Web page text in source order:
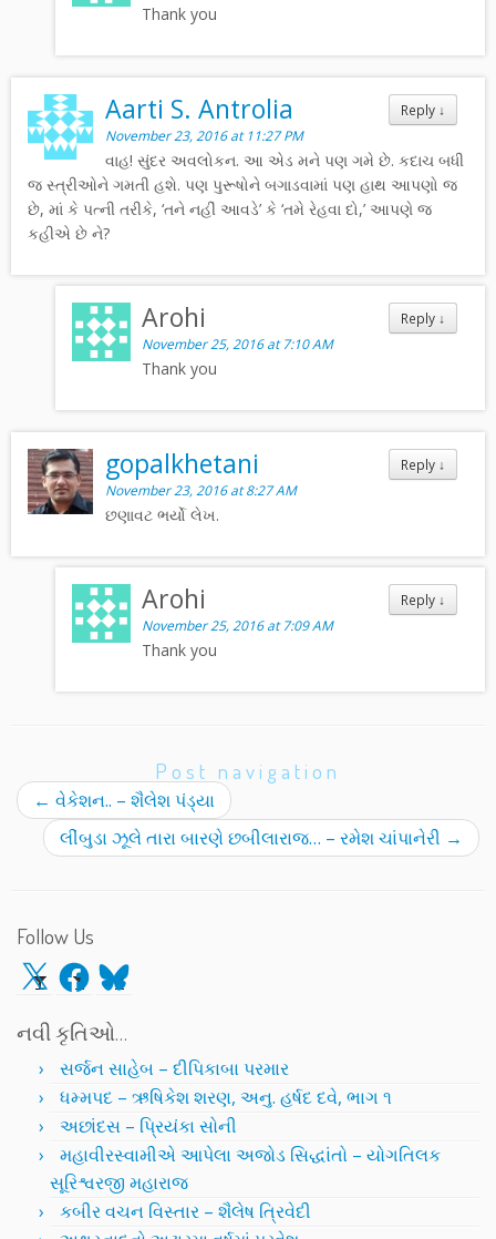
Thank you
Reply ↓
Aarti S. Antrolia
November 23, 2016 at 11:27 PM
વાહ! સુંદર અવલોકન. આ એડ મને પણ ગમે છે. કદાચ બધી
જ સ્ત્રીઓને ગમતી હશે. પણ પુરૂષોને બગાડવામાં પણ હાથ આપણો જ
છે, માં કે પત્ની તરીકે, ‘તને નહીં આવડે’ કે ‘તમે રેહવા દો,’ આપણે જ
કહીએ છે ને?
Reply ↓
Arohi
November 25, 2016 at 7:10 AM
Thank you
Reply ↓
gopalkhetani
November 23, 2016 at 8:27 AM
છણાવટ ભર્યો લેખ.
Reply ↓
Arohi
November 25, 2016 at 7:09 AM
Thank you
Post navigation
← વેકેશન.. – શૈલેશ પંડ્યા
લીંબુડા ઝૂલે તારા બારણે છબીલારાજ… – રમેશ ચાંપાનેરી →
Follow Us
X Facebook
Bluesky
નવી કૃતિઓ…
સર્જન સાહેબ – દીપિકાબા પરમાર
ધમ્મપદ – ઋષિકેશ શરણ, અનુ. હર્ષદ દવે, ભાગ ૧
અછાંદસ – પ્રિયંકા સોની
મહાવીરસ્વામીએ આપેલા અજોડ સિદ્ધાંતો – યોગતિલક
સૂરિશ્વરજી મહારાજ
કબીર વચન વિસ્તાર – શૈલેષ ત્રિવેદી